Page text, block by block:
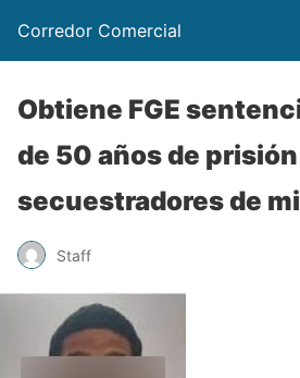
Corredor Comercial
Obtiene FGE
de 50 años de
secuestradores de
Staff